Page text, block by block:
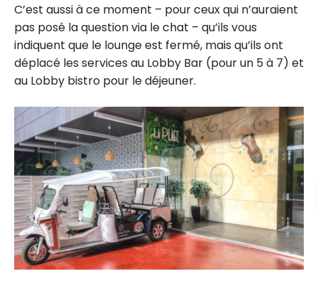
C’est aussi à ce moment – pour ceux qui n’auraient
pas posé la question via le chat – qu’ils vous
indiquent que le lounge est fermé, mais qu’ils ont
déplacé les services au Lobby Bar (pour un 5 à 7) et
au Lobby bistro pour le déjeuner.